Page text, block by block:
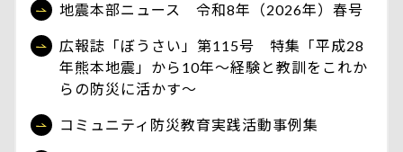
地震本部ニュース 令和8年（2026年）春号
広報誌「ぼうさい」第115号 特集「平成28
年熊本地震」から10年〜経験と教訓をこれか
らの防災に活かす〜
コミュニティ防災教育実践活動事例集